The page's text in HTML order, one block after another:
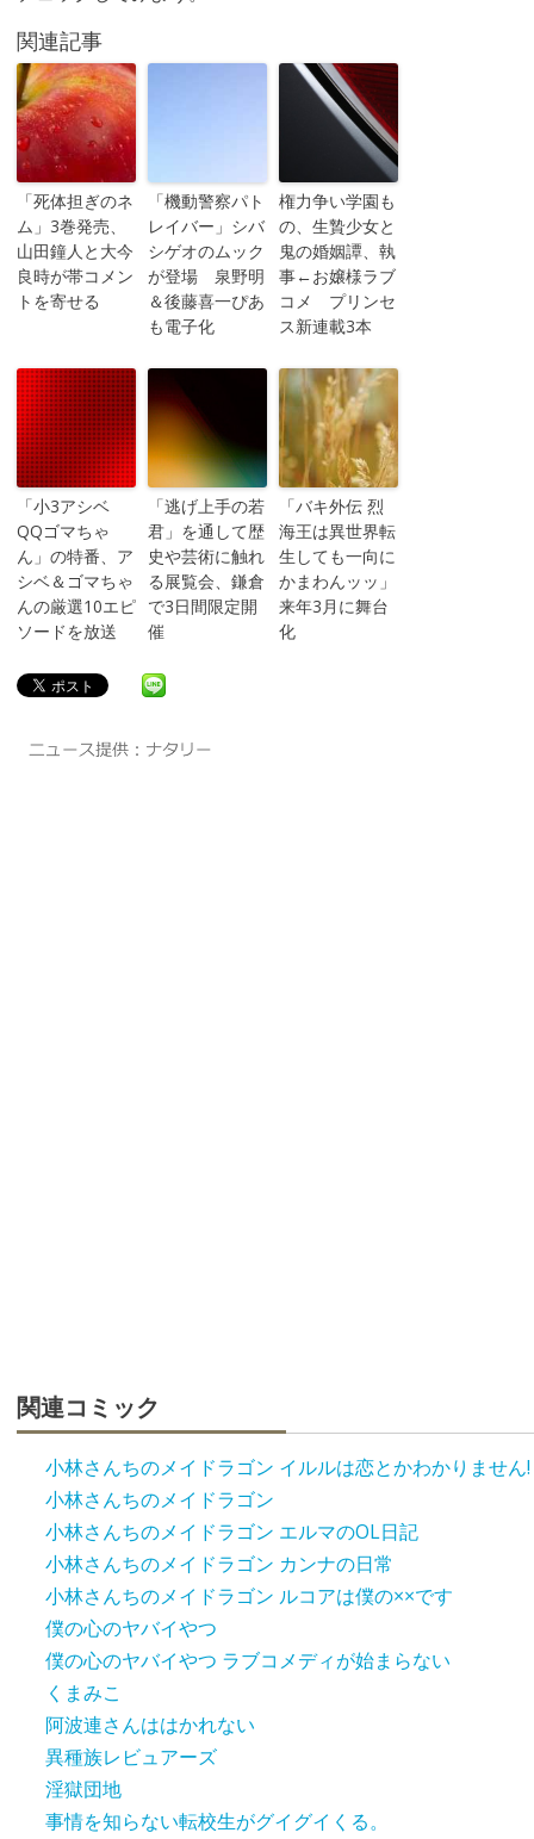
関連記事
「死体担ぎのネ
ム」3巻発売、
山田鐘人と大今
良時が帯コメン
トを寄せる
「機動警察パト
レイバー」シバ
シゲオのムック
が登場 泉野明
＆後藤喜一ぴあ
も電子化
権力争い学園も
の、生贄少女と
鬼の婚姻譚、執
事←お嬢様ラブ
コメ プリンセ
ス新連載3本
「小3アシベ
QQゴマちゃ
ん」の特番、ア
シベ＆ゴマちゃ
んの厳選10エピ
ソードを放送
「逃げ上手の若
君」を通して歴
史や芸術に触れ
る展覧会、鎌倉
で3日間限定開
催
「バキ外伝 烈
海王は異世界転
生しても一向に
かまわんッッ」
来年3月に舞台
化
関連コミック
小林さんちのメイドラゴン イルルは恋とかわかりません!
小林さんちのメイドラゴン
小林さんちのメイドラゴン エルマのOL日記
小林さんちのメイドラゴン カンナの日常
小林さんちのメイドラゴン ルコアは僕の××です
僕の心のヤバイやつ
僕の心のヤバイやつ ラブコメディが始まらない
くまみこ
阿波連さんははかれない
異種族レビュアーズ
淫獄団地
事情を知らない転校生がグイグイくる。